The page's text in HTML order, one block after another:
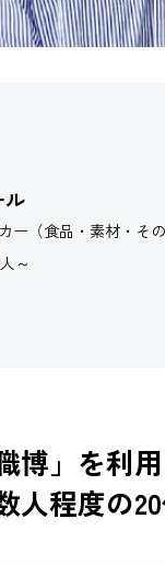
ル
ー（食品・素材・その
～
博」を利
人程度の